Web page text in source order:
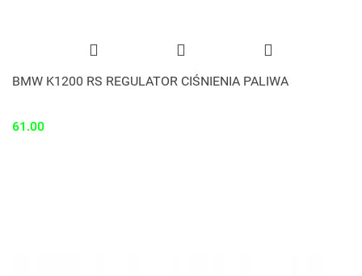
BMW K1200 RS REGULATOR CIŚNIENIA PALIWA
61.00